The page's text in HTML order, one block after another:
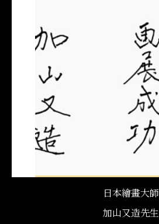
日本繪畫大師
加山又造先生